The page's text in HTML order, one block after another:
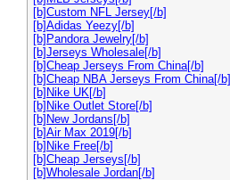
[b]Custom NFL Jersey[/b]
[b]Adidas Yeezy[/b]
[b]Pandora Jewelry[/b]
[b]Jerseys Wholesale[/b]
[b]Cheap Jerseys From China[/b]
[b]Cheap NBA Jerseys From China[/b]
[b]Nike UK[/b]
[b]Nike Outlet Store[/b]
[b]New Jordans[/b]
[b]Air Max 2019[/b]
[b]Nike Free[/b]
[b]Cheap Jerseys[/b]
[b]Wholesale Jordan[/b]